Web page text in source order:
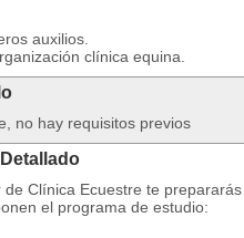
auxilios.
clínica equina.
no hay requisitos previos
Clínica Ecuestre te
el programa de estudio: